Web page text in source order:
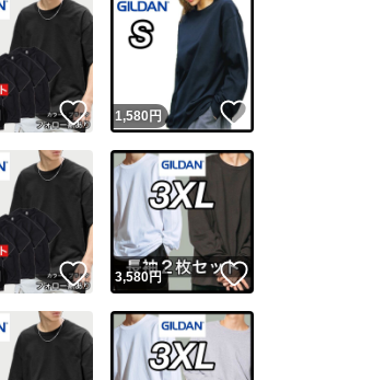
いいね！
1,580 円
いいね！
3,580円 いいね！